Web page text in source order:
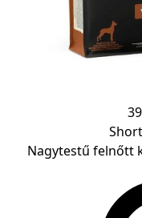
Nagytestű felnőtt